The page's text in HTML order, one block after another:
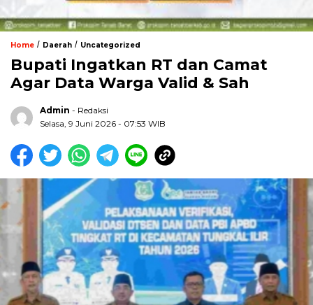
Home / Daerah / Uncategorized
Bupati Ingatkan RT dan Camat
Agar Data Warga Valid & Sah
Admin - Redaksi
Selasa, 9 Juni 2026 - 07:53 WIB